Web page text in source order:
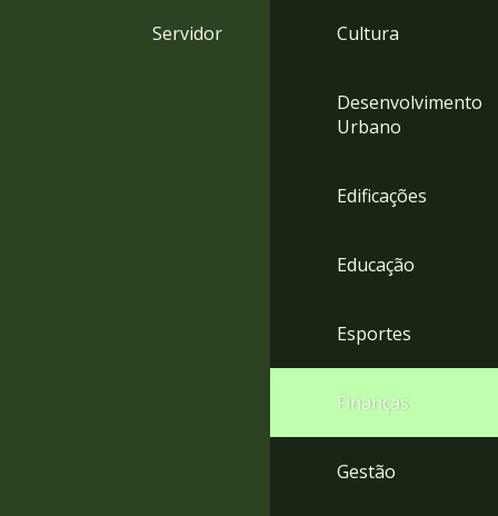
Servidor Cultura
Desenvolvimento
Urbano
Edificações
Educação
Esportes
Finanças
Gestão